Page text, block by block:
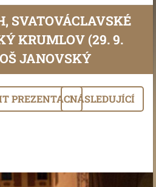
SVATOVÁCLAVSKÉ
KRUMLOV (29. 9.
JANOVSKÝ
PREZENTACINÁSLEDUJÍCÍ